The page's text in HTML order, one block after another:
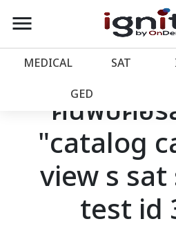
account_balance หน้าแรก
เว็บไซต์อิกไนท์
โปรโมชั่น
วางแผนการเรียน
เข้าสู่ระบบ
menu
MEDICAL SAT
GED
ค้นพบคอร์
"catalog
view s
test id